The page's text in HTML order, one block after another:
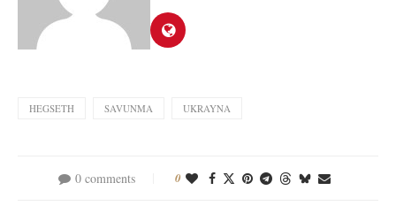
HEGSETH SAVUNMA UKRAYNA
0 comments 0